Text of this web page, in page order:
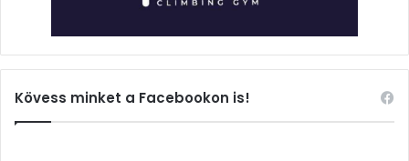
Kövess minket a Facebookon is!